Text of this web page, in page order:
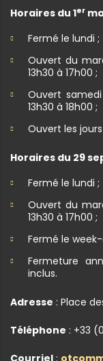
Horaires du 1er
Fermé le lundi ;
Ouvert du
13h30 à 17h00 ;
Ouvert
13h30 à 18h00 ;
Ouvert les
Horaires du 29
Fermé le lundi ;
Ouvert du
13h30 à 17h00 ;
Fermé le
Fermeture
inclus.
Adresse : Place
Téléphone : +33
Courriel :